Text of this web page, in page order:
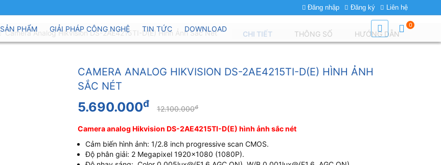
Đăng nhập Đăng ký Liên hệ
SẢN PHẨM GIẢI PHÁP CÔNG NGHỆ TIN TỨC DOWNLOAD 0
Camera Analog Hikvision DS-2AE4215TI-D(E) Hình Ảnh Sắc Nét CHI TIẾT THÔNG SỐ HƯỚNG DẪN
CAMERA ANALOG HIKVISION DS-2AE4215TI-D(E) HÌNH ẢNH
SẮC NÉT
5.690.000đ 12.100.000đ
Camera analog Hikvision DS-2AE4215TI-D(E) hình ảnh sắc nét
Cảm biến hình ảnh: 1/2.8 inch progressive scan CMOS.
Độ phân giải: 2 Megapixel 1920x1080 (1080P).